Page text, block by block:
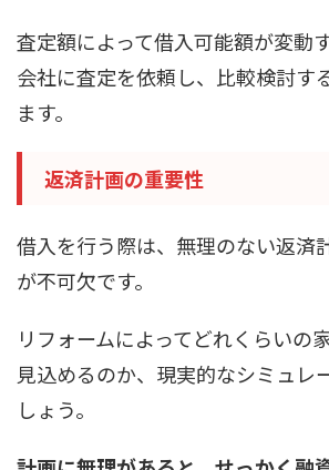
査定額によって借入可能額が変動
会社に査定を依頼し、比較検討す
ます。
返済計画の重要性
借入を行う際は、無理のない返済
が不可欠です。
リフォームによってどれくらいの
見込めるのか、現実的なシミュレ
しょう。